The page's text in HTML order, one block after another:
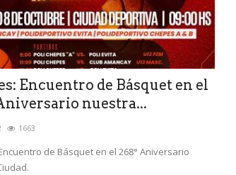
Encuentro de Básquet en el
nuestra...
1663
de Básquet en el 268° Aniversario